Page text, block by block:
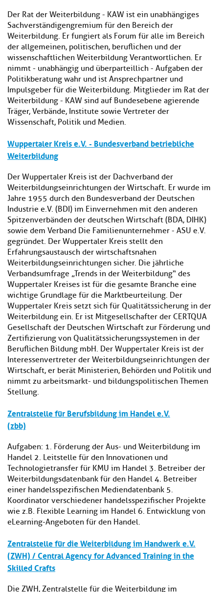
Der Rat der Weiterbildung - KAW ist ein unabhängiges
Sachverständigengremium für den Bereich der
Weiterbildung. Er fungiert als Forum für alle im Bereich
der allgemeinen, politischen, beruflichen und der
wissenschaftlichen Weiterbildung Verantwortlichen. Er
nimmt - unabhängig und überparteillich - Aufgaben der
Politikberatung wahr und ist Ansprechpartner und
Impulsgeber für die Weiterbildung. Mitglieder im Rat der
Weiterbildung - KAW sind auf Bundesebene agierende
Träger, Verbände, Institute sowie Vertreter der
Wissenschaft, Politik und Medien.
Wuppertaler Kreis e.V. - Bundesverband betriebliche
Weiterbildung
Der Wuppertaler Kreis ist der Dachverband der
Weiterbildungseinrichtungen der Wirtschaft. Er wurde im
Jahre 1955 durch den Bundesverband der Deutschen
Industrie e.V. (BDI) im Einvernehmen mit den anderen
Spitzenverbänden der deutschen Wirtschaft (BDA, DIHK)
sowie dem Verband Die Familienunternehmer - ASU e.V.
gegründet. Der Wuppertaler Kreis stellt den
Erfahrungsaustausch der wirtschaftsnahen
Weiterbildungseinrichtungen sicher. Die jährliche
Verbandsumfrage „Trends in der Weiterbildung“ des
Wuppertaler Kreises ist für die gesamte Branche eine
wichtige Grundlage für die Marktbeurteilung. Der
Wuppertaler Kreis setzt sich für Qualitätssicherung in der
Weiterbildung ein. Er ist Mitgesellschafter der CERTQUA
Gesellschaft der Deutschen Wirtschaft zur Förderung und
Zertifizierung von Qualitätssicherungssystemen in der
Beruflichen Bildung mbH. Der Wuppertaler Kreis ist der
Interessenvertreter der Weiterbildungseinrichtungen der
Wirtschaft, er berät Ministerien, Behörden und Politik und
nimmt zu arbeitsmarkt- und bildungspolitischen Themen
Stellung.
Zentralstelle für Berufsbildung im Handel e.V.
(zbb)
Aufgaben: 1. Förderung der Aus- und Weiterbildung im
Handel 2. Leitstelle für den Innovationen und
Technologietransfer für KMU im Handel 3. Betreiber der
Weiterbildungsdatenbank für den Handel 4. Betreiber
einer handelsspezifischen Mediendatenbank 5.
Koordinator verschiedener handelsspezifischer Projekte
wie z.B. Flexible Learning im Handel 6. Entwicklung von
eLearning-Angeboten für den Handel.
Zentralstelle für die Weiterbildung im Handwerk e.V.
(ZWH) / Central Agency for Advanced Training in the
Skilled Crafts
Die ZWH, Zentralstelle für die Weiterbildung im